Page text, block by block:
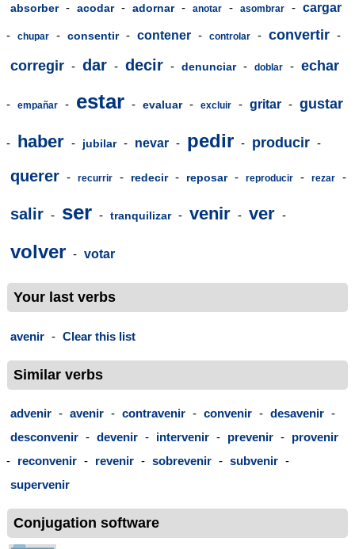
absorber - acodar - adornar - anotar - asombrar - cargar
- chupar - consentir - contener - controlar - convertir -
corregir - dar - decir - denunciar - doblar - echar
- empañar - estar - evaluar - excluir - gritar - gustar
- haber - jubilar - nevar - pedir - producir -
querer - recurrir - redecir - reposar - reproducir - rezar -
salir - ser - tranquilizar - venir - ver -
volver - votar
Your last verbs
avenir - Clear this list
Similar verbs
advenir - avenir - contravenir - convenir - desavenir -
desconvenir - devenir - intervenir - prevenir - provenir
- reconvenir - revenir - sobrevenir - subvenir -
supervenir
Conjugation software